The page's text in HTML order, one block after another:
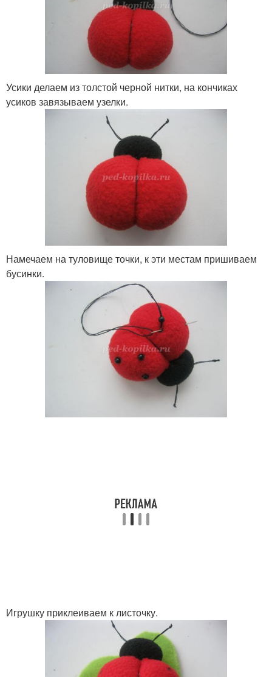
Усики делаем из толстой черной нитки, на кончиках
усиков завязываем узелки.
Намечаем на туловище точки, к эти местам пришиваем
бусинки.
Игрушку приклеиваем к листочку.